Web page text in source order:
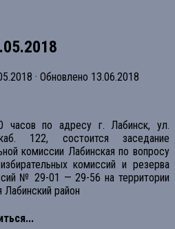
· Обновлено 13.06.2018
по адресу г. Лабинск, ул.
122, состоится заседание
комиссии Лабинская по вопросу
комиссий и резерва
№ 29-01 — 29-56 на территории
Лабинский район